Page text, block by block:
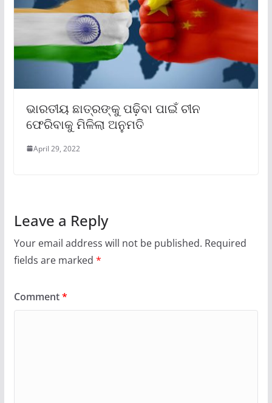
ଭାରତୀୟ ଛାତ୍ରଙ୍କୁ ପଢ଼ିବା ପାଇଁ ଚୀନ
ଫେରିବାକୁ ମିଳିଲା ଅନୁମତି
April 29, 2022
Leave a Reply
Your email address will not be published. Required
fields are marked *
Comment*